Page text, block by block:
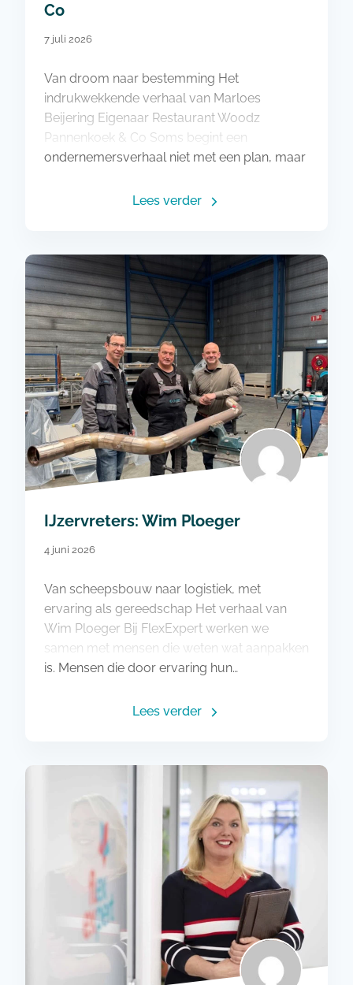
Co
7 juli 2026
Van droom naar bestemming Het
indrukwekkende verhaal van Marloes
Beijering Eigenaar Restaurant Woodz
Pannenkoek & Co Soms begint een
ondernemersverhaal niet met een plan, maar
Lees verder
IJzervreters: Wim Ploeger
4 juni 2026
Van scheepsbouw naar logistiek, met
ervaring als gereedschap Het verhaal van
Wim Ploeger Bij FlexExpert werken we
samen met mensen die weten wat aanpakken
is. Mensen die door ervaring hun…
Lees verder